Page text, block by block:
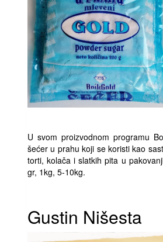
U svom proizvodnom programu
šećer u prahu koji se koristi kao
torti, kolača i slatkih pita u
gr, 1kg, 5-10kg.
Gustin Nišesta